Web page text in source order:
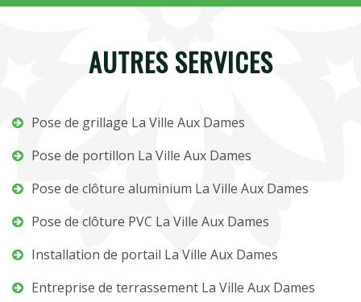
AUTRES SERVICES
Pose de grillage La Ville Aux Dames
Pose de portillon La Ville Aux Dames
Pose de clôture aluminium La Ville Aux Dames
Pose de clôture PVC La Ville Aux Dames
Installation de portail La Ville Aux Dames
Entreprise de terrassement La Ville Aux Dames